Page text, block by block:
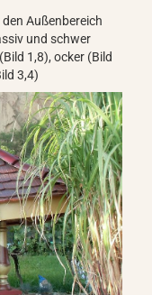
Außenbereich
und schwer
1,8), ocker (Bild
3,4)